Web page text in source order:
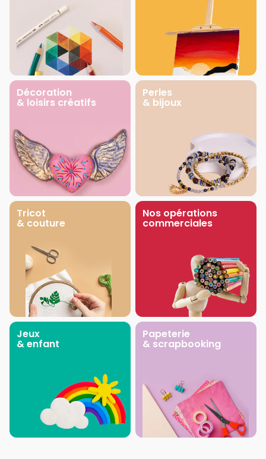
Décoration
& loisirs créatifs
Perles
& bijoux
Tricot
& couture
Nos opérations
commerciales
Jeux
& enfant
Papeterie
& scrapbooking